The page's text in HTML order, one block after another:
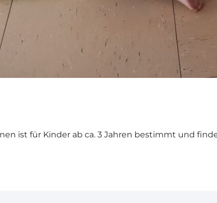
ist für Kinder ab ca. 3 Jahren bestimmt und